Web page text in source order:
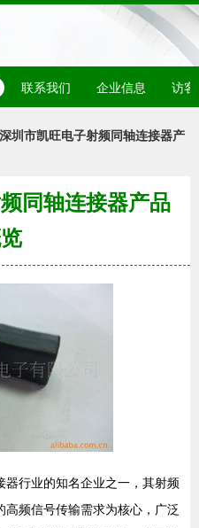
联系我们 企业信息 访客
深圳市凯旺电子射频同轴连接器产
同轴连接器产品
器行业的知名企业之一，其射频
频信号传输需求为核心，广泛